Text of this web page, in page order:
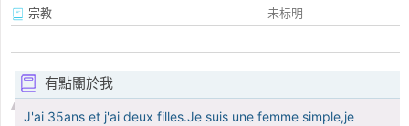
宗教
未标明
有點關於我
J'ai 35ans et j'ai deux filles.Je suis une femme simple,je